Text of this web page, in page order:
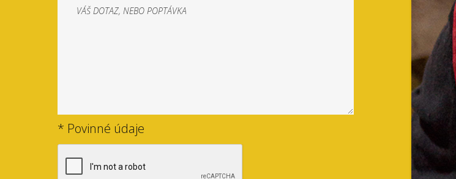
* Povinné údaje